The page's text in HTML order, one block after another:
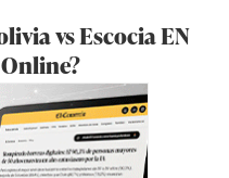
vs Escocia EN